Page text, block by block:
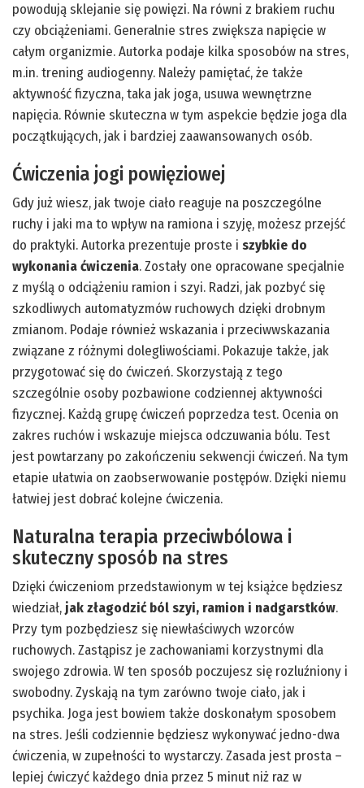
powodują sklejanie się powięzi. Na równi z brakiem ruchu
czy obciążeniami. Generalnie stres zwiększa napięcie w
całym organizmie. Autorka podaje kilka sposobów na stres,
m.in. trening audiogenny. Należy pamiętać, że także
aktywność fizyczna, taka jak joga, usuwa wewnętrzne
napięcia. Równie skuteczna w tym aspekcie będzie joga dla
początkujących, jak i bardziej zaawansowanych osób.
Ćwiczenia jogi powięziowej
Gdy już wiesz, jak twoje ciało reaguje na poszczególne
ruchy i jaki ma to wpływ na ramiona i szyję, możesz przejść
do praktyki. Autorka prezentuje proste i szybkie do
wykonania ćwiczenia. Zostały one opracowane specjalnie
z myślą o odciążeniu ramion i szyi. Radzi, jak pozbyć się
szkodliwych automatyzmów ruchowych dzięki drobnym
zmianom. Podaje również wskazania i przeciwwskazania
związane z różnymi dolegliwościami. Pokazuje także, jak
przygotować się do ćwiczeń. Skorzystają z tego
szczególnie osoby pozbawione codziennej aktywności
fizycznej. Każdą grupę ćwiczeń poprzedza test. Ocenia on
zakres ruchów i wskazuje miejsca odczuwania bólu. Test
jest powtarzany po zakończeniu sekwencji ćwiczeń. Na tym
etapie ułatwia on zaobserwowanie postępów. Dzięki niemu
łatwiej jest dobrać kolejne ćwiczenia.
Naturalna terapia przeciwbólowa i
skuteczny sposób na stres
Dzięki ćwiczeniom przedstawionym w tej książce będziesz
wiedział,jak złagodzić ból szyi, ramion i nadgarstków.
Przy tym pozbędziesz się niewłaściwych wzorców
ruchowych. Zastąpisz je zachowaniami korzystnymi dla
swojego zdrowia. W ten sposób poczujesz się rozluźniony i
swobodny. Zyskają na tym zarówno twoje ciało, jak i
psychika. Joga jest bowiem także doskonałym sposobem
na stres. Jeśli codziennie będziesz wykonywać jedno-dwa
ćwiczenia, w zupełności to wystarczy. Zasada jest prosta –
lepiej ćwiczyć każdego dnia przez 5 minut niż raz w